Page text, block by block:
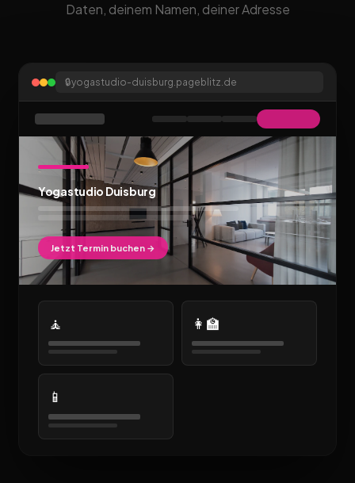
Daten, deinem Namen, deiner Adresse
🔒yogastudio-duisburg.pageblitz.de
Yogastudio Duisburg
Jetzt Termin buchen →
🧘 👩‍🏫
📱